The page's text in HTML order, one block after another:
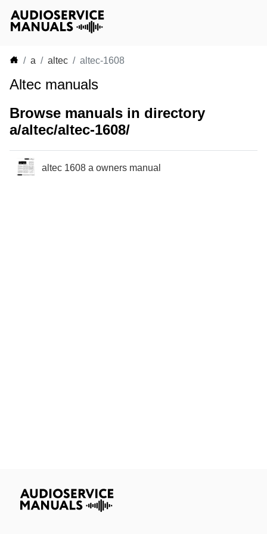
a altec altec-1608
Altec manuals
Browse manuals in directory
a/altec/altec-1608/
altec 1608 a owners manual